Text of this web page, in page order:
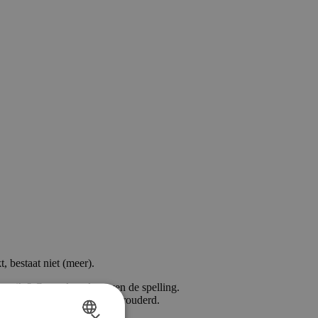
bestaat niet (meer).
Controleer dan even de spelling.
is die waarschijnlijk verouderd.